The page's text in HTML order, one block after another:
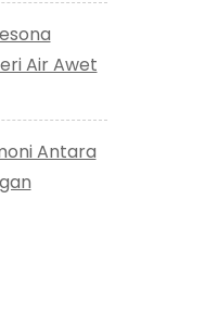
Air Awet
Antara